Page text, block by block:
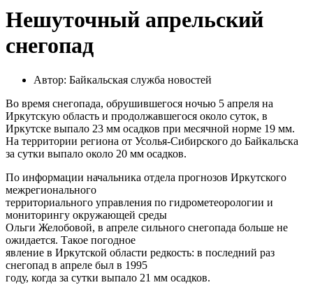
Нешуточный апрельский
снегопад
Автор: Байкальская служба новостей
Во время снегопада, обрушившегося ночью 5 апреля на
Иркутскую область и продолжавшегося около суток, в
Иркутске выпало 23 мм осадков при месячной норме 19 мм.
На территории региона от Усолья-Сибирского до Байкальска
за сутки выпало около 20 мм осадков.
По информации начальника отдела прогнозов Иркутского
межрегионального
территориального управления по гидрометеорологии и
мониторингу окружающей среды
Ольги Желобовой, в апреле сильного снегопада больше не
ожидается. Такое погодное
явление в Иркутской области редкость: в последний раз
снегопад в апреле был в 1995
году, когда за сутки выпало 21 мм осадков.